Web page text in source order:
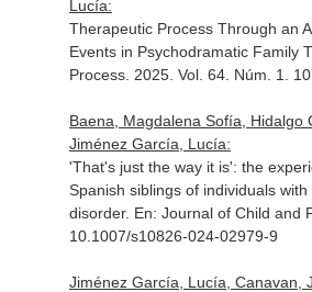
Lucía:
Therapeutic Process Through an
Events in Psychodramatic Family
Process. 2025. Vol. 64. Núm. 1.
Baena, Magdalena Sofía, Hidalgo
Jiménez García, Lucía:
'That's just the way it is': the
Spanish siblings of individuals
disorder. En: Journal of Child and
10.1007/s10826-024-02979-9
Jiménez García, Lucía, Canavan,